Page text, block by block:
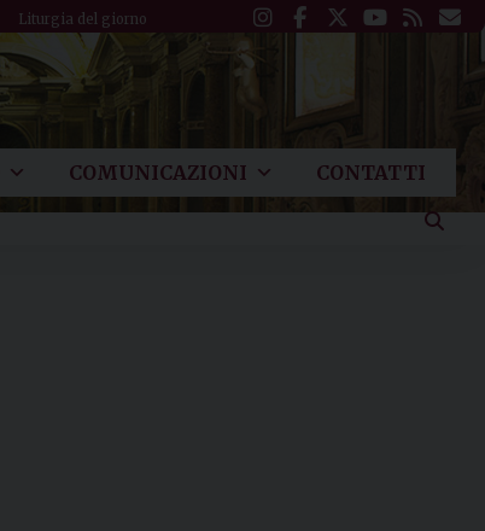
Liturgia del giorno
COMUNICAZIONI CONTATTI